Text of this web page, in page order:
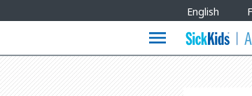
Languages
English
menu